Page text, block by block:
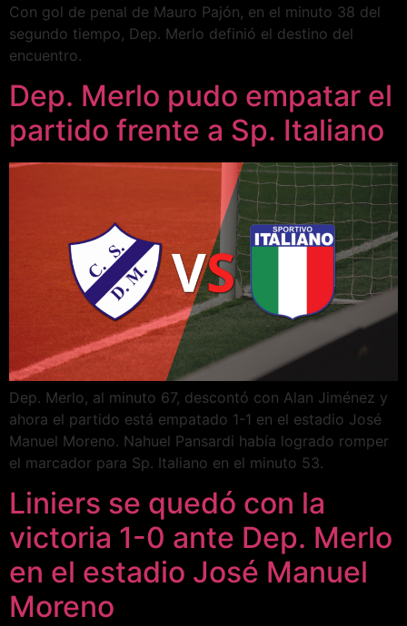
Con gol de penal de Mauro Pajón, en el minuto 38 del
segundo tiempo, Dep. Merlo definió el destino del
encuentro.
Dep. Merlo pudo empatar el
partido frente a Sp. Italiano
Dep. Merlo, al minuto 67, descontó con Alan Jiménez y
ahora el partido está empatado 1-1 en el estadio José
Manuel Moreno. Nahuel Pansardi había logrado romper
el marcador para Sp. Italiano en el minuto 53.
Liniers se quedó con la
victoria 1-0 ante Dep. Merlo
en el estadio José Manuel
Moreno